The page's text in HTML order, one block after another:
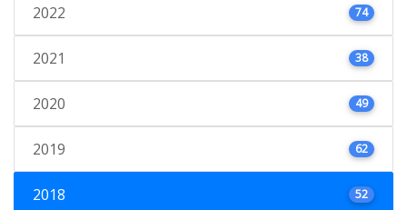
2022 74
2021 38
2020 49
2019 62
2018 52